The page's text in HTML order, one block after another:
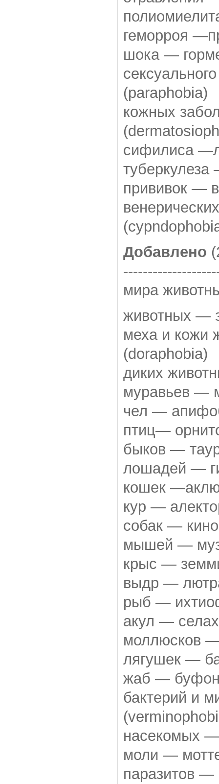
геморроя
шока —
(paraphobia)
кожных
сифилиса
прививок —
Добавлено
мира
животных —
меха и кожи
(doraphobia)
диких
муравьев —
чел —
птиц—
быков —
лошадей —
кошек
кур —
собак —
мышей —
крыс —
выдр —
рыб —
акул —
моллюсков
лягушек —
жаб —
бактерий и
насекомых
моли —
паразитов —